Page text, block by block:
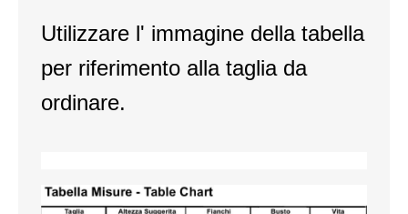
CAMICIE
CAPISPALLA
CARNEVALE
GONNE
Utilizzare l' immagine della tabella
per riferimento alla taglia da
ordinare.